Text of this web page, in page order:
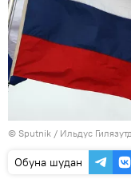
© Sputnik / Ильдус
Обуна шудан